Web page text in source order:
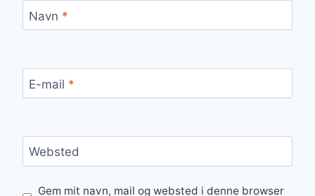
Navn *
E-mail *
Websted
Gem mit navn, mail og websted i denne browser